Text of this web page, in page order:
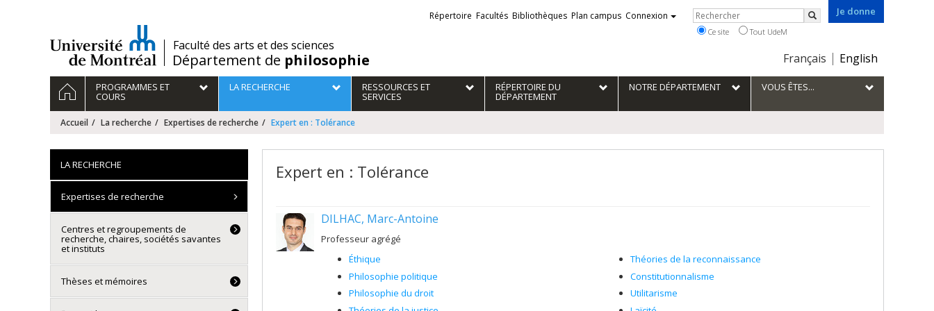
/Faculté des arts et des sciences
Département de philosophie
Je donne
Choix
la
langue
Français English
Liens
externes
Répertoire Facultés Bibliothèques Plan campus Connexion Rechercher
Rechercher
Ce site Tout UdeM
Navigation
principale
ACCUEILPROGRAMMES ET
COURS
LA RECHERCHE RESSOURCES ET
SERVICES
RÉPERTOIRE DU
DÉPARTEMENT
NOTRE DÉPARTEMENT VOUS ÊTES...
Accueil La recherche Expertises de recherche Expert en : Tolérance
Expert en : Tolérance
DILHAC, Marc-Antoine
Professeur agrégé
Éthique
Philosophie politique
Philosophie du droit
Théories de la reconnaissance
Constitutionnalisme
Utilitarisme
LA RECHERCHE
Expertises de recherche
Centres et regroupements de
recherche, chaires, sociétés savantes
et instituts
Thèses et mémoires